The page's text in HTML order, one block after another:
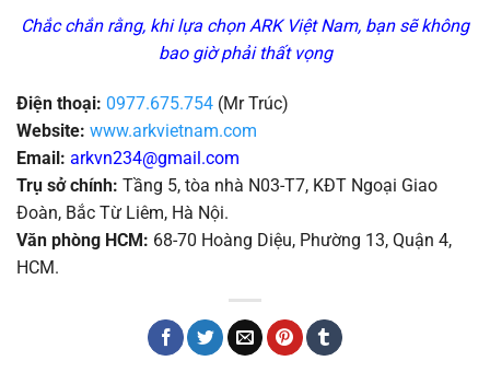
Chắc chắn rằng, khi lựa chọn ARK Việt Nam, bạn sẽ không
bao giờ phải thất vọng
Điện thoại: 0977.675.754 (Mr Trúc)
Website: www.arkvietnam.com
Email: arkvn234@gmail.com
Trụ sở chính: Tầng 5, tòa nhà N03-T7, KĐT Ngoại Giao
Đoàn, Bắc Từ Liêm, Hà Nội.
Văn phòng HCM: 68-70 Hoàng Diệu, Phường 13, Quận 4,
HCM.